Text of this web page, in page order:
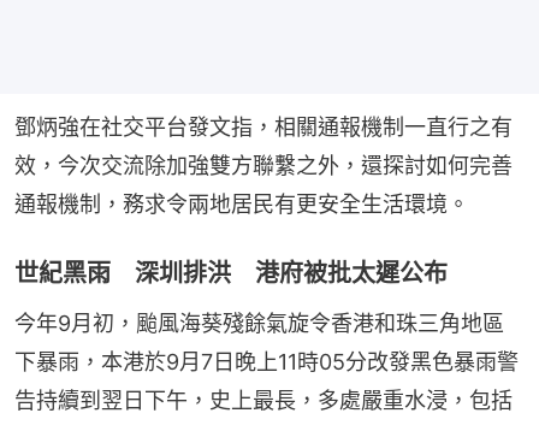
鄧炳強在社交平台發文指，相關通報機制一直行之有
效，今次交流除加強雙方聯繫之外，還探討如何完善
通報機制，務求令兩地居民有更安全生活環境。
世紀黑雨 深圳排洪 港府被批太遲公布
今年9月初，颱風海葵殘餘氣旋令香港和珠三角地區
下暴雨，本港於9月7日晚上11時05分改發黑色暴雨警
告持續到翌日下午，史上最長，多處嚴重水浸，包括